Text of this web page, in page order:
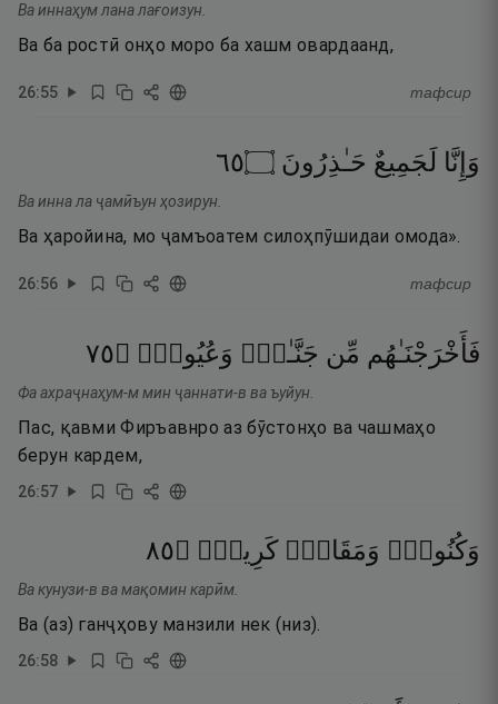
Ва иннаҳум лана лағоизун.
Ва ба ростӣ онҳо моро ба хашм овардаанд,
26:55 тафсир
وَإِنَّا لَجَمِيعٌ حَـٰذِرُونَ ۝٥٦
Ва инна ла ҷамӣъун ҳозирун.
Ва ҳаройина, мо ҷамъоатем силоҳпӯшидаи омода».
26:56 тафсир
فَأَخْرَجْنَـٰهُم مِّن جَنَّـٰتٍۢ وَعُيُونٍۢ ۝٥٧
Фа ахраҷнаҳум-м мин ҷаннати-в ва ъуйун.
Пас, қавми Фиръавнро аз бӯстонҳо ва чашмаҳо
берун кардем,
26:57
وَكُنُوزٍۢ وَمَقَامٍۢ كَرِيمٍۢ ۝٥٨
Ва кунузи-в ва мақомин карӣм.
Ва (аз) ганҷҳову манзили нек (низ).
26:58